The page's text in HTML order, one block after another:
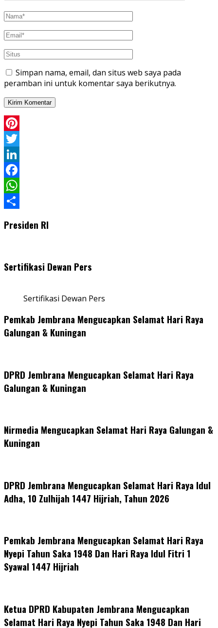
Simpan nama, email, dan situs web saya pada
peramban ini untuk komentar saya berikutnya.
Pinterest
Twitter
LinkedIn
Facebook
WhatsApp
Presiden RI
Sertifikasi Dewan Pers
Sertifikasi Dewan Pers
Pemkab Jembrana Mengucapkan Selamat Hari Raya
Galungan & Kuningan
DPRD Jembrana Mengucapkan Selamat Hari Raya
Galungan & Kuningan
Nirmedia Mengucapkan Selamat Hari Raya Galungan &
Kuningan
DPRD Jembrana Mengucapkan Selamat Hari Raya Idul
Adha, 10 Zulhijah 1447 Hijriah, Tahun 2026
Pemkab Jembrana Mengucapkan Selamat Hari Raya
Nyepi Tahun Saka 1948 Dan Hari Raya Idul Fitri 1
Syawal 1447 Hijriah
Ketua DPRD Kabupaten Jembrana Mengucapkan
Selamat Hari Raya Nyepi Tahun Saka 1948 Dan Hari